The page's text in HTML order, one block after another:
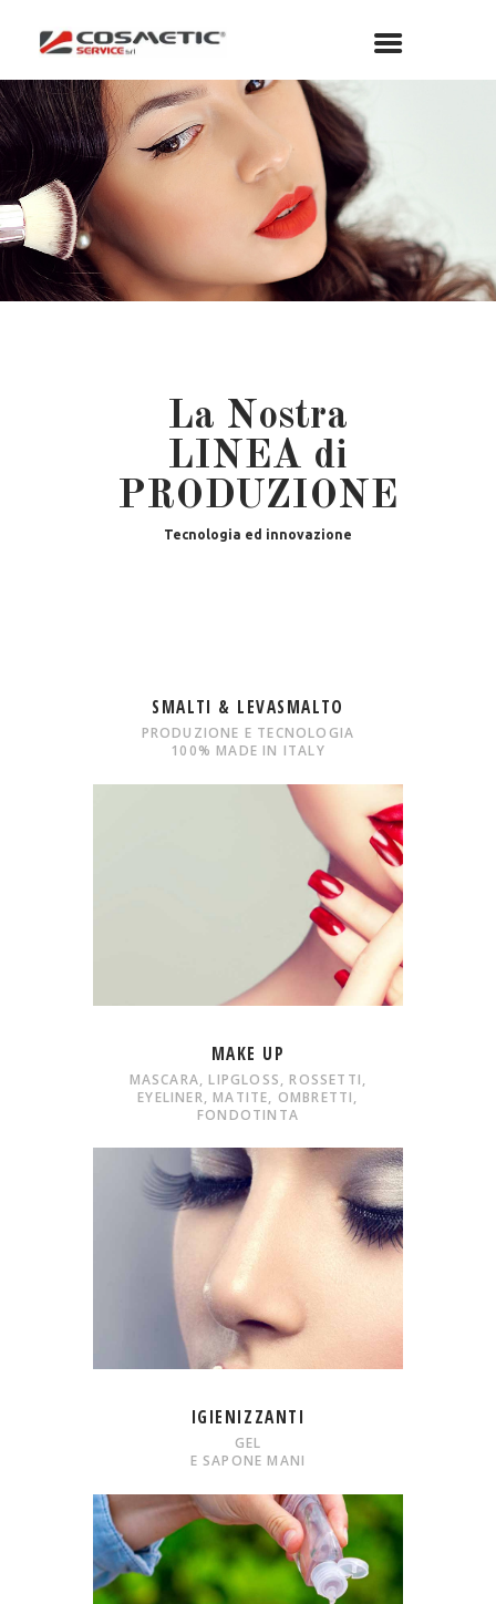
La Nostra
LINEA di
PRODUZIONE
Tecnologia ed innovazione
SMALTI & LEVASMALTO
PRODUZIONE E TECNOLOGIA
100% MADE IN ITALY
MAKE UP
MASCARA, LIPGLOSS, ROSSETTI,
EYELINER, MATITE, OMBRETTI,
FONDOTINTA
IGIENIZZANTI
GEL
E SAPONE MANI